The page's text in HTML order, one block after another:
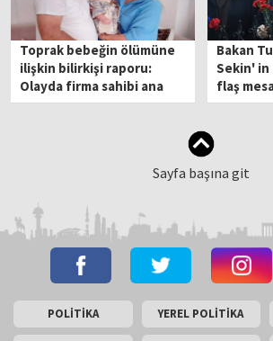
Toprak bebeğin ölümüne
ilişkin bilirkişi raporu:
Olayda firma sahibi ana
etken
Bakan
Sekin'
flaş
Sayfa başına git
POLİTİKA YEREL POLİTİKA